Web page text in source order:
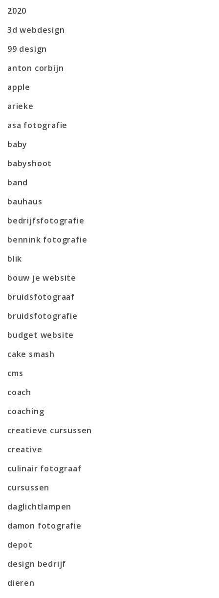
2020
3d webdesign
99 design
anton corbijn
apple
arieke
asa fotografie
baby
babyshoot
band
bauhaus
bedrijfsfotografie
bennink fotografie
blik
bouw je website
bruidsfotograaf
bruidsfotografie
budget website
cake smash
cms
coach
coaching
creatieve cursussen
creative
culinair fotograaf
cursussen
daglichtlampen
damon fotografie
depot
design bedrijf
dieren